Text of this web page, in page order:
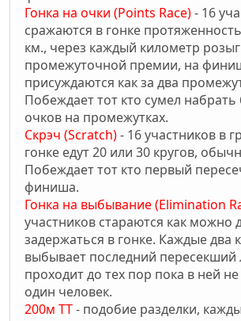
Гонка на очки (Points Race)- 16
сражаются в гонке
км., через каждый километр
промежуточной премии, на
присуждаются как за два
Побеждает тот кто сумел
очков на промежутках.
Скрэч (Scratch)- 16 участников в
гонке едут 20 или 30 кругов,
Побеждает тот кто первый
финиша.
Гонка на выбывание (Elimination
участников стараются как можно
задержаться в гонке. Каждые два
выбывает последний пересекший
проходит до тех пор пока в ней не
один человек.
200м ТТ- подобие разделки,